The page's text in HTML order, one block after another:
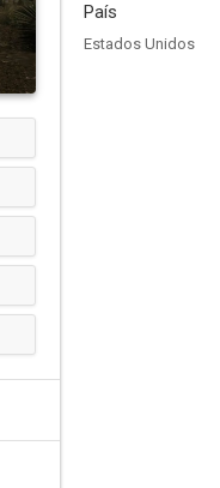
País
Estados Unidos